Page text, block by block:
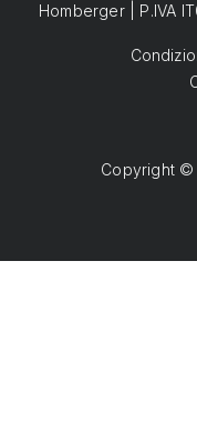
Homberger | P.IVA
Copyright ©